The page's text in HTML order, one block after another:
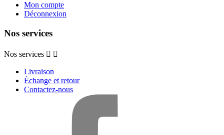
Mon compte
Déconnexion
Nos services
Nos services  
Livraison
Échange et retour
Contactez-nous